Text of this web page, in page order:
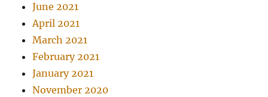
June 2021
April 2021
March 2021
February 2021
January 2021
November 2020